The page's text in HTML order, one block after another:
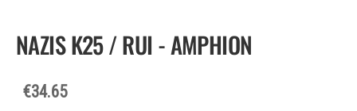
NAZIS K25 / RUI - AMPHION
€34.65